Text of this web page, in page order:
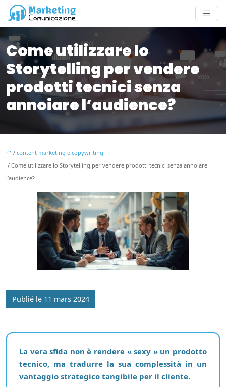
Come utilizzare lo
Storytelling per vendere
prodotti tecnici senza
annoiare l’audience?
/ content marketing e copywriting
/ Come utilizzare lo Storytelling per vendere prodotti tecnici senza annoiare
l’audience?
Publié le 11 mars 2024
La vera sfida non è rendere « sexy » un prodotto
tecnico, ma tradurre la sua complessità in un
vantaggio strategico tangibile per il cliente.